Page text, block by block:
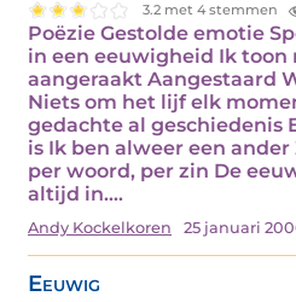
3.2 met 4 stemmen
Poëzie Gestolde emotie
in een eeuwigheid Ik toon
aangeraakt Aangestaard
Niets om het lijf elk
gedachte al geschiedenis
is Ik ben alweer een
per woord, per zin De
altijd in.…
Andy Kockelkoren 25 januari
Eeuwig